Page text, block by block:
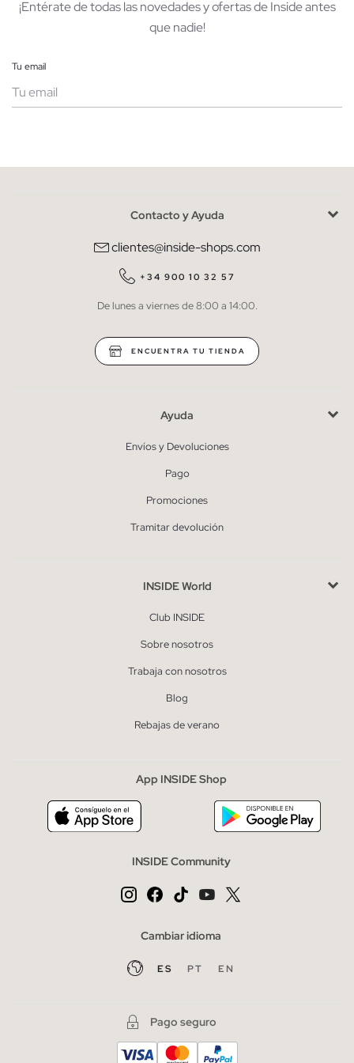
¡Entérate de todas las novedades y ofertas de Inside antes
que nadie!
Tu email
He leído y entiendo lapolítica de privacidad
QUIERO SUSCRIBIRME
* Puedes cancelar la suscripción en cualquier momento.
Contacto y Ayuda
clientes@inside-shops.com
+34 900 10 32 57
De lunes a viernes de 8:00 a 14:00.
ENCUENTRA TU TIENDA
Ayuda
Envíos y Devoluciones
Pago
Promociones
Tramitar devolución
INSIDE World
Club INSIDE
Sobre nosotros
Trabaja con nosotros
Blog
Rebajas de verano
App INSIDE Shop
INSIDE Community
Cambiar idioma
ES PT EN
Pago seguro